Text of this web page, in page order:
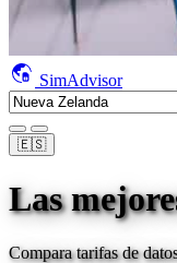
SimAdvisor
🇪🇸
Las
Compara tarifas de